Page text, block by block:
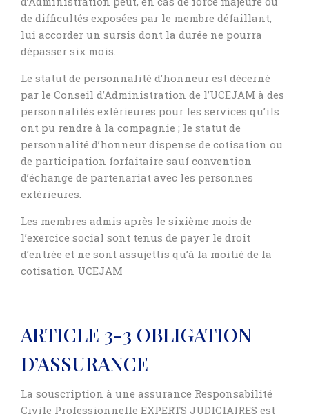
de difficultés exposées par le membre défaillant,
lui accorder un sursis dont la durée ne pourra
dépasser six mois.
Le statut de personnalité d’honneur est décerné
par le Conseil d’Administration de l’UCEJAM à des
personnalités extérieures pour les services qu’ils
ont pu rendre à la compagnie ; le statut de
personnalité d’honneur dispense de cotisation ou
de participation forfaitaire sauf convention
d’échange de partenariat avec les personnes
extérieures.
Les membres admis après le sixième mois de
l’exercice social sont tenus de payer le droit
d’entrée et ne sont assujettis qu’à la moitié de la
cotisation UCEJAM
ARTICLE 3-3 OBLIGATION
D’ASSURANCE
La souscription à une assurance Responsabilité
Civile Professionnelle EXPERTS JUDICIAIRES est